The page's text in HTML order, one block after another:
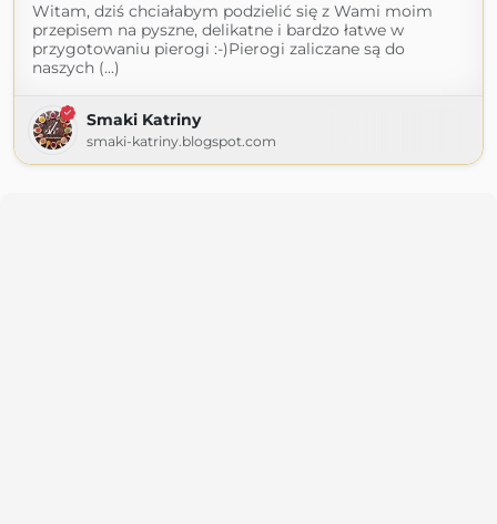
Witam, dziś chciałabym podzielić się z Wami moim
przepisem na pyszne, delikatne i bardzo łatwe w
przygotowaniu pierogi :-)Pierogi zaliczane są do
naszych (...)
Smaki Katriny
smaki-katriny.blogspot.com